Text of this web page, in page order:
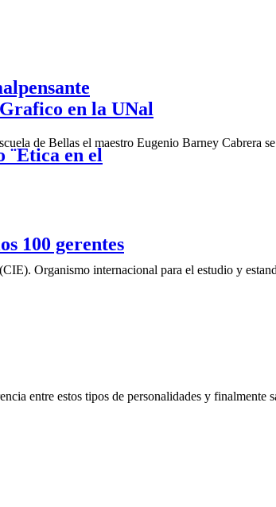
en el
100 gerentes
en la UNal
de Bellas el maestro Eugenio Barney Cabrera
Organismo internacional para el estudio y
entre estos tipos de personalidades y finalmente